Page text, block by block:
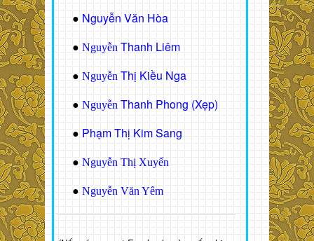
● Nguyễn Văn Hòa
● Nguyễn Thanh Liêm
● Nguyễn Thị Kiều Nga
● Nguyễn Thanh Phong (Xẹp)
● Phạm Thị Kim Sang
● Nguyễn Thị Xuyến
● Nguyễn Văn Yêm